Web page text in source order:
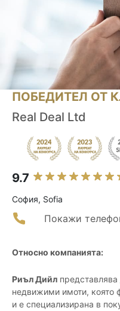
ПОБЕДИТЕЛ ОТ
Real Deal Ltd
9.7
София, Sofia
Покажи
Относно компанията:
Риъл Дийл представлява
недвижими имоти, която
и е специализирана в